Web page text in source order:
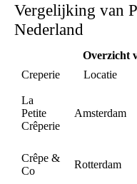
Vergelijking van
Nederland
Overzicht
Creperie
Locatie
La
Petite
Crêperie
Amsterdam
Crêpe &
Co
Rotterdam